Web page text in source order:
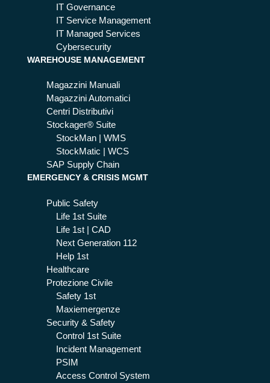
IT Governance
IT Service Management
IT Managed Services
Cybersecurity
WAREHOUSE MANAGEMENT
Magazzini Manuali
Magazzini Automatici
Centri Distributivi
Stockager® Suite
StockMan | WMS
StockMatic | WCS
SAP Supply Chain
EMERGENCY & CRISIS MGMT
Public Safety
Life 1st Suite
Life 1st | CAD
Next Generation 112
Help 1st
Healthcare
Protezione Civile
Safety 1st
Maxiemergenze
Security & Safety
Control 1st Suite
Incident Management
PSIM
Access Control System